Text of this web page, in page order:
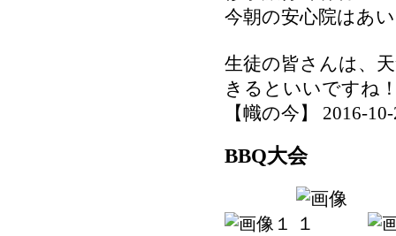
今朝の安心院はあ
生徒の皆さんは、
きるといいですね
【幟の今】 2016-
BBQ大会